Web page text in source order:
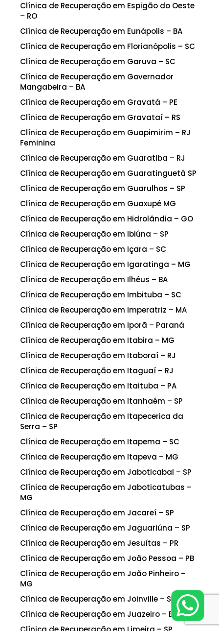
Clínica de Recuperação em Espigão do Oeste
– RO
Clínica de Recuperação em Eunápolis – BA
Clínica de Recuperação em Florianópolis – SC
Clínica de Recuperação em Garuva – SC
Clínica de Recuperação em Governador
Mangabeira – BA
Clínica de Recuperação em Gravatá – PE
Clínica de Recuperação em Gravataí – RS
Clínica de Recuperação em Guapimirim – RJ
Feminina
Clínica de Recuperação em Guaratiba – RJ
Clínica de Recuperação em Guaratinguetá SP
Clínica de Recuperação em Guarulhos – SP
Clínica de Recuperação em Guaxupé MG
Clínica de Recuperação em Hidrolândia – GO
Clínica de Recuperação em Ibiúna – SP
Clínica de Recuperação em Içara – SC
Clínica de Recuperação em Igaratinga – MG
Clínica de Recuperação em Ilhéus – BA
Clínica de Recuperação em Imbituba – SC
Clínica de Recuperação em Imperatriz – MA
Clínica de Recuperação em Iporã – Paraná
Clínica de Recuperação em Itabira – MG
Clínica de Recuperação em Itaboraí – RJ
Clínica de Recuperação em Itaguaí – RJ
Clínica de Recuperação em Itaituba – PA
Clínica de Recuperação em Itanhaém – SP
Clínica de Recuperação em Itapecerica da
Serra – SP
Clínica de Recuperação em Itapema – SC
Clínica de Recuperação em Itapeva – MG
Clínica de Recuperação em Jaboticabal – SP
Clínica de Recuperação em Jaboticatubas –
MG
Clínica de Recuperação em Jacareí – SP
Clínica de Recuperação em Jaguariúna – SP
Clínica de Recuperação em Jesuítas – PR
Clínica de Recuperação em João Pessoa – PB
Clínica de Recuperação em João Pinheiro –
MG
Clínica de Recuperação em Joinville – SC
Clínica de Recuperação em Juazeiro – BA